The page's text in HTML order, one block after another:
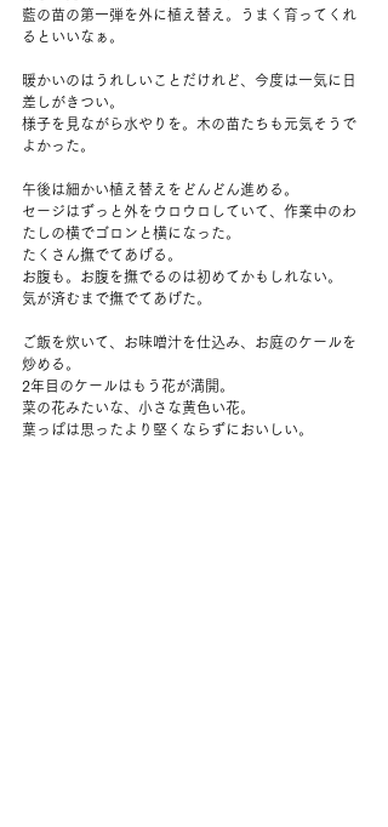
藍の苗の第一弾を外に植え替え。うまく育ってくれ
るといいなぁ。
暖かいのはうれしいことだけれど、今度は一気に日
差しがきつい。
様子を見ながら水やりを。木の苗たちも元気そうで
よかった。
午後は細かい植え替えをどんどん進める。
セージはずっと外をウロウロしていて、作業中のわ
たしの横でゴロンと横になった。
たくさん撫でてあげる。
お腹も。お腹を撫でるのは初めてかもしれない。
気が済むまで撫でてあげた。
ご飯を炊いて、お味噌汁を仕込み、お庭のケールを
炒める。
2年目のケールはもう花が満開。
菜の花みたいな、小さな黄色い花。
葉っぱは思ったより堅くならずにおいしい。